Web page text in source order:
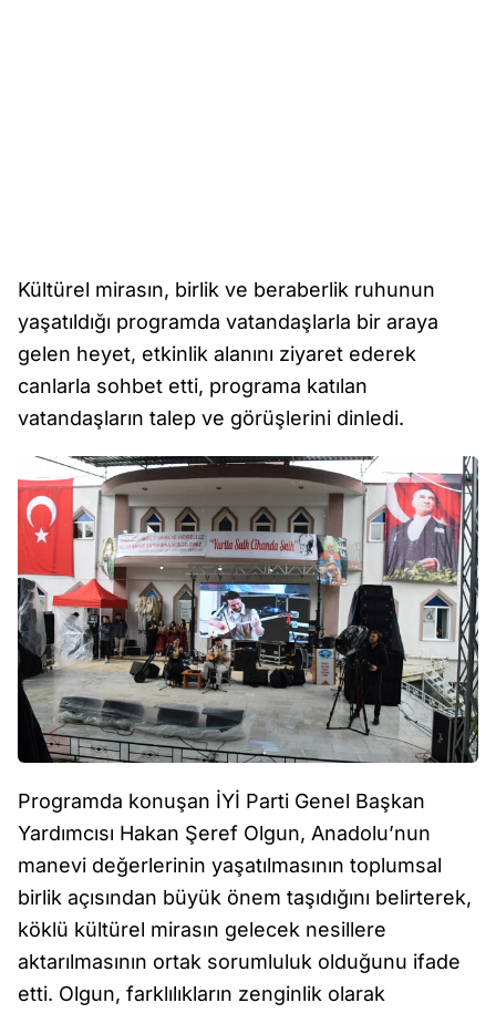
Kültürel mirasın, birlik ve beraberlik ruhunun
yaşatıldığı programda vatandaşlarla bir araya
gelen heyet, etkinlik alanını ziyaret ederek
canlarla sohbet etti, programa katılan
vatandaşların talep ve görüşlerini dinledi.
Programda konuşan İYİ Parti Genel Başkan
Yardımcısı Hakan Şeref Olgun, Anadolu’nun
manevi değerlerinin yaşatılmasının toplumsal
birlik açısından büyük önem taşıdığını belirterek,
köklü kültürel mirasın gelecek nesillere
aktarılmasının ortak sorumluluk olduğunu ifade
etti. Olgun, farklılıkların zenginlik olarak